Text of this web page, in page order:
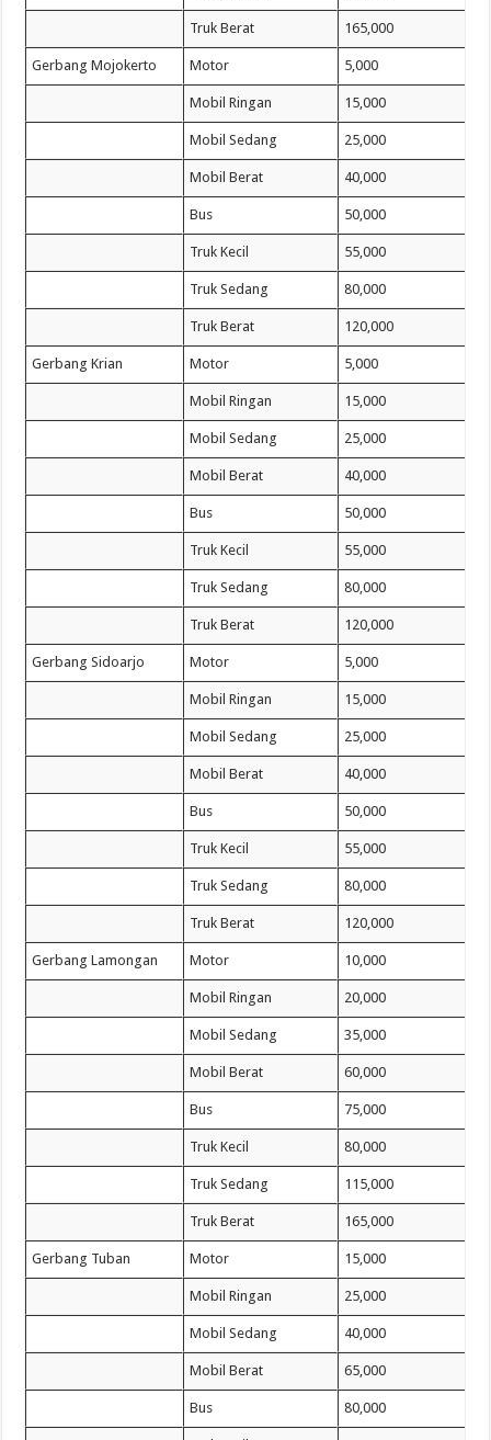
Truk Berat 165,000
Gerbang Mojokerto Motor 5,000
Mobil Ringan 15,000
Mobil Sedang 25,000
Mobil Berat 40,000
Bus 50,000
Truk Kecil 55,000
Truk Sedang 80,000
Truk Berat 120,000
Gerbang Krian Motor 5,000
Mobil Ringan 15,000
Mobil Sedang 25,000
Mobil Berat 40,000
Bus 50,000
Truk Kecil 55,000
Truk Sedang 80,000
Truk Berat 120,000
Gerbang Sidoarjo Motor 5,000
Mobil Ringan 15,000
Mobil Sedang 25,000
Mobil Berat 40,000
Bus 50,000
Truk Kecil 55,000
Truk Sedang 80,000
Truk Berat 120,000
Gerbang Lamongan Motor 10,000
Mobil Ringan 20,000
Mobil Sedang 35,000
Mobil Berat 60,000
Bus 75,000
Truk Kecil 80,000
Truk Sedang 115,000
Truk Berat 165,000
Gerbang Tuban Motor 15,000
Mobil Ringan 25,000
Mobil Sedang 40,000
Mobil Berat 65,000
Bus 80,000